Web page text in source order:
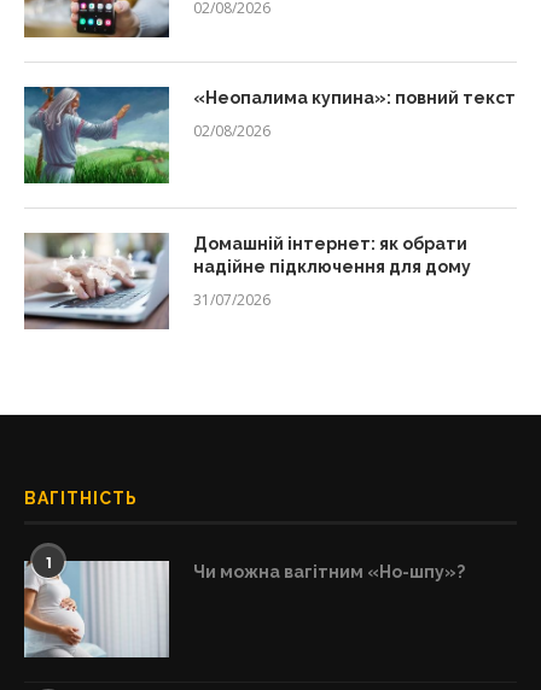
02/08/2026
«Неопалима купина»: повний текст
02/08/2026
Домашній інтернет: як обрати
надійне підключення для дому
31/07/2026
ВАГІТНІСТЬ
1 Чи можна вагітним «Но-шпу»?